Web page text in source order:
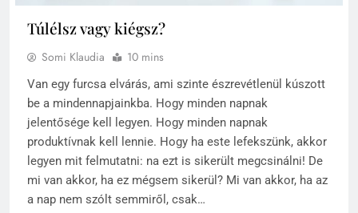
Túlélsz vagy kiégsz?
Somi Klaudia 10 mins
Van egy furcsa elvárás, ami szinte észrevétlenül kúszott
be a mindennapjainkba. Hogy minden napnak
jelentősége kell legyen. Hogy minden napnak
produktívnak kell lennie. Hogy ha este lefekszünk, akkor
legyen mit felmutatni: na ezt is sikerült megcsinálni! De
mi van akkor, ha ez mégsem sikerül? Mi van akkor, ha az
a nap nem szólt semmiről, csak…